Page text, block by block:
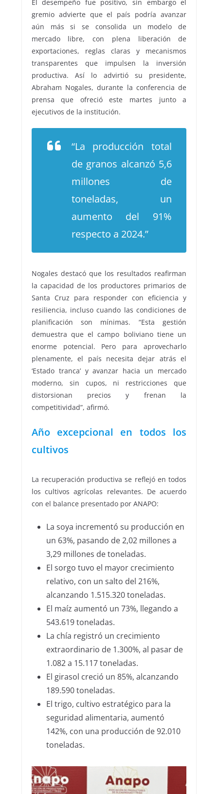
El desempeño fue positivo, sin embargo el
gremio advierte que el país podría avanzar
aún más si se consolida un modelo de
mercado libre, con plena liberación de
exportaciones, reglas claras y mecanismos
transparentes que impulsen la inversión
productiva. Así lo advirtió su presidente,
Abraham Nogales, durante la conferencia de
prensa que ofreció este martes junto a
ejecutivos de la institución.
“La producción total
de granos alcanzó 5,6
millones de
toneladas, un
aumento del 91%
respecto a 2024.”
Nogales destacó que los resultados reafirman
la capacidad de los productores primarios de
Santa Cruz para responder con eficiencia y
resiliencia, incluso cuando las condiciones de
planificación son mínimas. “Esta gestión
demuestra que el campo boliviano tiene un
enorme potencial. Pero para aprovecharlo
plenamente, el país necesita dejar atrás el
‘Estado tranca’ y avanzar hacia un mercado
moderno, sin cupos, ni restricciones que
distorsionan precios y frenan la
competitividad”, afirmó.
Año excepcional en todos los
cultivos
La recuperación productiva se reflejó en todos
los cultivos agrícolas relevantes. De acuerdo
con el balance presentado por ANAPO:
La soya incrementó su producción en
un 63%, pasando de 2,02 millones a
3,29 millones de toneladas.
El sorgo tuvo el mayor crecimiento
relativo, con un salto del 216%,
alcanzando 1.515.320 toneladas.
El maíz aumentó un 73%, llegando a
543.619 toneladas.
La chía registró un crecimiento
extraordinario de 1.300%, al pasar de
1.082 a 15.117 toneladas.
El girasol creció un 85%, alcanzando
189.590 toneladas.
El trigo, cultivo estratégico para la
seguridad alimentaria, aumentó
142%, con una producción de 92.010
toneladas.